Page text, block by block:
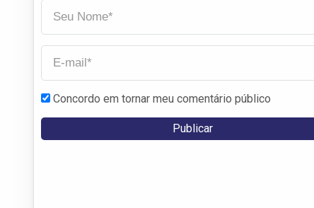
Concordo em tornar meu comentário público